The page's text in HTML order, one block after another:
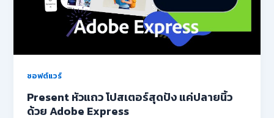
ซอฟต์แวร์
Present หัวแถว โปสเตอร์สุดปัง แค่ปลายนิ้ว
ด้วย Adobe Express